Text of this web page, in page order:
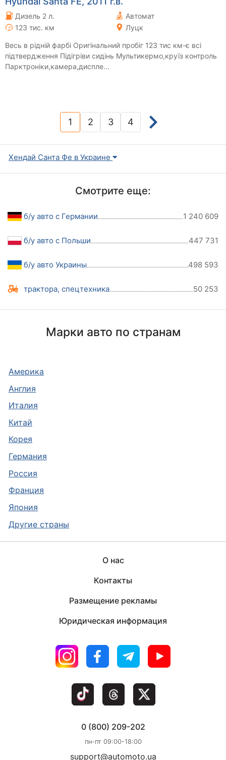
Дизель 2 л.
Автомат
123 тис. км
Луцк
Весь в рідній фарбі Оригінальний пробіг 123 тис км-є всі
підтвердження Підігріви сидінь Мультикермо,круїз контроль
Парктроніки,камера,диспле...
1(current)
2 3 4
Хендай Санта Фе в Украине
Смотрите еще:
б/у авто с Германии 1 240 609
б/у авто с Польши 447 731
б/у авто Украины 498 593
трактора, спецтехника 50 253
Марки авто по странам
Америка
Англия
Италия
Китай
Корея
Германия
Россия
Франция
Япония
Другие страны
О нас
Контакты
Размещение рекламы
Юридическая информация
0 (800) 209-202
пн-пт 09:00-18:00
support@automoto.ua